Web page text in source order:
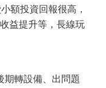
額投資回報很高，
益提升等，長線玩
期轉設備、出問題